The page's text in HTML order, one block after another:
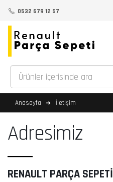
0532 679 12 57
Anasayfa İletişim
Adresimiz
RENAULT PARÇA SEPETİ